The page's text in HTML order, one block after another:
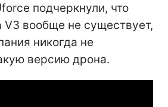
подчеркнули, что
вообще не существует,
никогда не
версию дрона.